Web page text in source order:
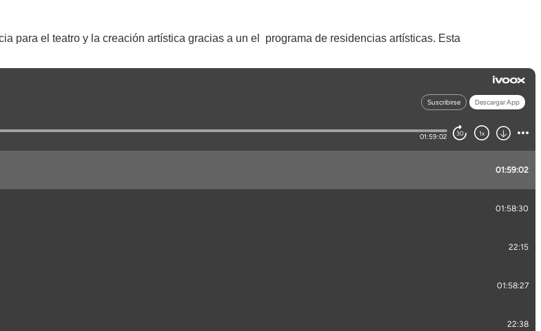
para el teatro y la creación artística gracias a un el programa de residencias artísticas. Esta